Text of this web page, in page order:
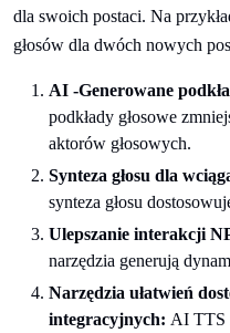
dla swoich postaci. Na
głosów dla dwóch nowych
AI -Generowane
podkłady głosowe
aktorów głosowych.
Synteza głosu dla
synteza głosu
Ulepszanie interakcji
narzędzia generują
Narzędzia ułatwień
integracyjnych: AI TTS